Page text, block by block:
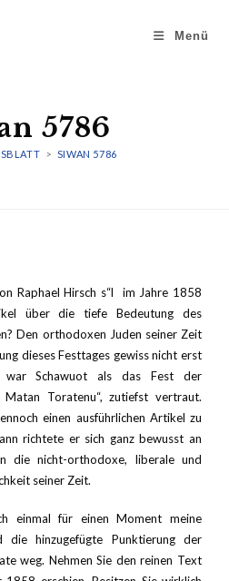
Menü
5786
> SIWAN 5786
Raphael Hirsch s“l im Jahre 1858
über die tiefe Bedeutung des
Den orthodoxen Juden seiner Zeit
dieses Festtages gewiss nicht erst
war Schawuot als das Fest der
Matan Toratenu“, zutiefst vertraut.
einen ausführlichen Artikel zu
richtete er sich ganz bewusst an
die nicht-orthodoxe, liberale und
seiner Zeit.
einmal für einen Moment meine
die hinzugefügte Punktierung der
weg. Nehmen Sie den reinen Text